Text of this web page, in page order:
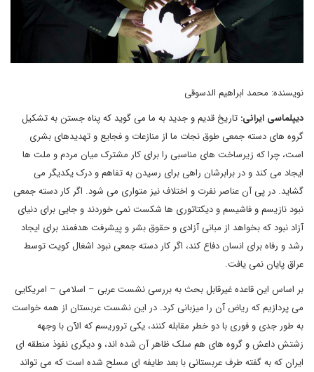
نویسنده: محمد ابراهیم الدسوقی
دیپلماسی ایرانی: تاریخ قدیم و جدید به ما می گوید که پناه جستن به تشکیل
گروه های دسته جمعی طوق نجات ما از منازعات و فجایع و تهدیدهای بشری
است، چرا که زیرساخت های مناسبی را برای کار مشترک میان مردم و ملت ها
ایجاد می کند و در برابرشان راهی برای رسیدن به تفاهم و درک یکدیگر می
گشاید. در پی آن عناصر نفرت و اختلاف نیز متواری می شود. اگر کار دسته جمعی
نبود نازیسم و فاشیسم و دیکتاتوری ها شکست نمی خوردند و جایی برای دنیای
آزاد نبود که بخواهد از مبانی آزادی و حقوق بشر و پیشرفت هدفمند برای ایجاد
رشد و رفاه برای انسان دفاع کند، اگر کار دسته جمعی نبود اشغال کویت توسط
عراق پایان نمی یافت.
بر اساس این قاعده غیرقابل بحث به بررسی نشست عربی – اسلامی – امریکایی
می پردازیم که ریاض آن را میزبانی کرد. در این نشست عربستان از همه خواست
به طور جدی و فوری با دو خطر مقابله کنند، یکی تروریسم که الآن با وجهه
زشتش داعش و گروه های هم سلک ظاهر آن شده اند، و دیگری نفوذ منطقه ای
ایران که به گفته طرف عربستانی با بعد طایفه ای مسلح شده است که می تواند